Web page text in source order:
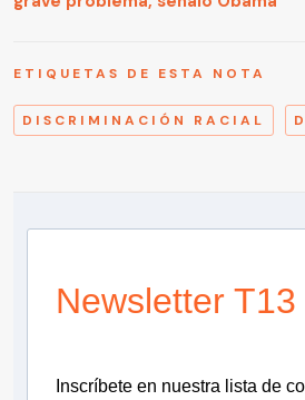
ETIQUETAS DE ESTA NOTA
DISCRIMINACIÓN RACIAL
Newsletter T13
Inscríbete en nuestra lista de